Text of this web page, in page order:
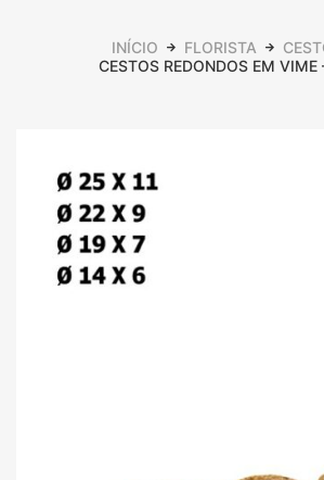
INÍCIO FLORISTA
CESTOS REDONDOS EM VIME